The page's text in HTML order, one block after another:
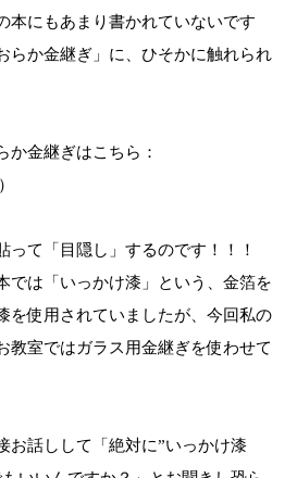
本にもあまり書かれていないです
らか金継ぎ」に、ひそかに触れられ
か金継ぎはこちら：
）
って「目隠し」するのです！！！
では「いっかけ漆」という、金箔を
を使用されていましたが、今回私の
教室ではガラス用金継ぎを使わせて
お話しして「絶対に”いっかけ漆